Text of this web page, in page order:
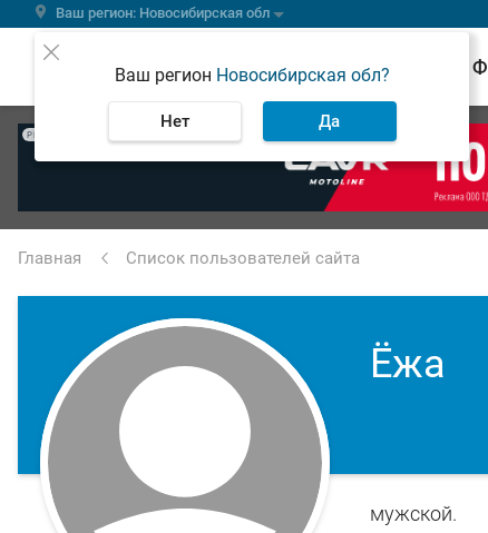
Ваш регион: Новосибирская обл
Ваш регион Новосибирская обл?
Нет Да
ВЕСТИ
РЕКЛАМА
Главная Список пользователей сайта
Ёжа
мужской.